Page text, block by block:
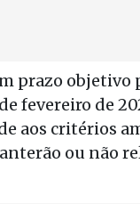
prazo objetivo
fevereiro de
aos critérios
ou não